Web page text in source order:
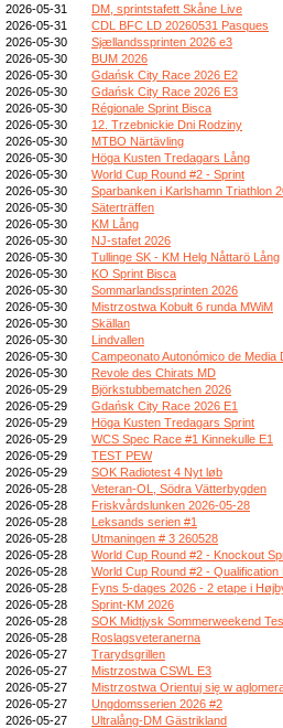
2026-05-31
DM, sprintstafett Skåne Live
2026-05-31
CDL BFC LD 20260531 Pasques
2026-05-30
Sjællandssprinten 2026 e3
2026-05-30
BUM 2026
2026-05-30
Gdańsk City Race 2026 E2
2026-05-30
Gdańsk City Race 2026 E3
2026-05-30
Régionale Sprint Bisca
2026-05-30
12. Trzebnickie Dni Rodziny
2026-05-30
MTBO Närtävling
2026-05-30
Höga Kusten Tredagars Lång
2026-05-30
World Cup Round #2 - Sprint
2026-05-30
Sparbanken i Karlshamn Triathlon
2026-05-30
Säterträffen
2026-05-30
KM Lång
2026-05-30
NJ-stafet 2026
2026-05-30
Tullinge SK - KM Helg Nåttarö Lång
2026-05-30
KO Sprint Bisca
2026-05-30
Sommarlandssprinten 2026
2026-05-30
Mistrzostwa Kobułt 6 runda MWiM
2026-05-30
Skällan
2026-05-30
Lindvallen
2026-05-30
Campeonato Autonómico de Media
2026-05-30
Revole des Chirats MD
2026-05-29
Björkstubbematchen 2026
2026-05-29
Gdańsk City Race 2026 E1
2026-05-29
Höga Kusten Tredagars Sprint
2026-05-29
WCS Spec Race #1 Kinnekulle E1
2026-05-29
TEST PEW
2026-05-29
SOK Radiotest 4 Nyt løb
2026-05-28
Veteran-OL, Södra Vätterbygden
2026-05-28
Friskvårdslunken 2026-05-28
2026-05-28
Leksands serien #1
2026-05-28
Utmaningen # 3 260528
2026-05-28
World Cup Round #2 - Knockout
2026-05-28
World Cup Round #2 - Qualification
2026-05-28
Fyns 5-dages 2026 - 2 etape i
2026-05-28
Sprint-KM 2026
2026-05-28
SOK Midtjysk Sommerweekend
2026-05-28
Roslagsveteranerna
2026-05-27
Trarydsgrillen
2026-05-27
Mistrzostwa CSWL E3
2026-05-27
Mistrzostwa Orientuj się w
2026-05-27
Ungdomsserien 2026 #2
2026-05-27
Ultralång-DM Gästrikland